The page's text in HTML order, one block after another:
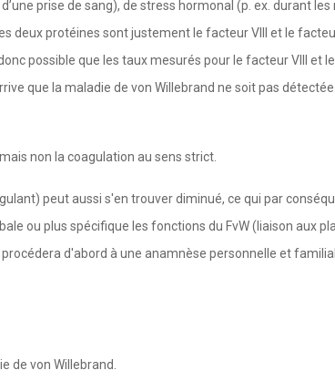
prise de sang), de stress hormonal (p. ex. durant
deux protéines sont justement le facteur VIII et le
possible que les taux mesurés pour le facteur VIII et
que la maladie de von Willebrand ne soit pas
non la coagulation au sens strict.
peut aussi s'en trouver diminué, ce qui par
ou plus spécifique les fonctions du FvW (liaison aux
d'abord à une anamnèse personnelle et
de von Willebrand.